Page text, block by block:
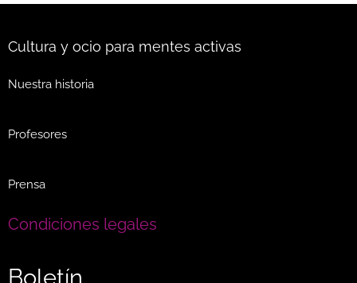
Cultura y ocio para mentes activas
Nuestra historia
Profesores
Prensa
Condiciones legales
Boletín